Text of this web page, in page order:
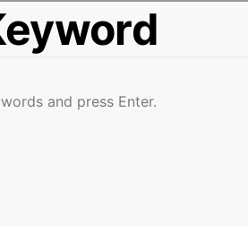
and press Enter.